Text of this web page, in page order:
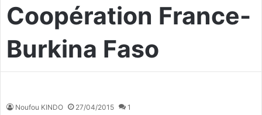
Coopération France-
Burkina Faso
Noufou KINDO 27/04/2015 1